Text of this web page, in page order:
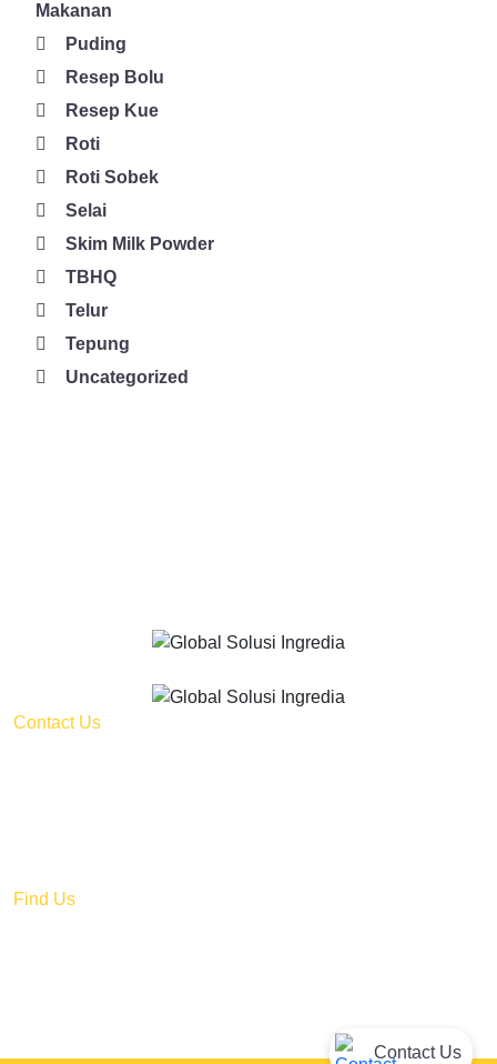
Makanan
Puding
Resep Bolu
Resep Kue
Roti
Roti Sobek
Selai
Skim Milk Powder
TBHQ
Telur
Tepung
Uncategorized
Contact Us
Find Us
Contact Us